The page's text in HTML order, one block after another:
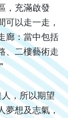
，充滿啟發
可以走一走，
廊：當中包括
、二樓藝術走
，所以期望
夢想及志氣，